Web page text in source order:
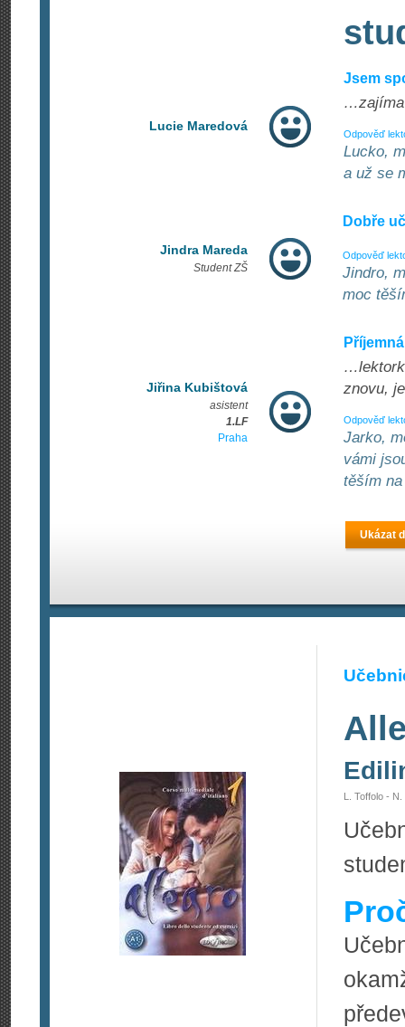
Lucie Maredová
Jsem
Odpověď
Lucko,
a už se
Jindra Mareda
Student ZŠ
Dobře
Odpověď
Jindro,
moc
Jiřina Kubištová
asistent
1.LF
Praha
znovu,
Odpověď
Jarko,
vámi
těším
Ukázat
L. Toffolo - N.